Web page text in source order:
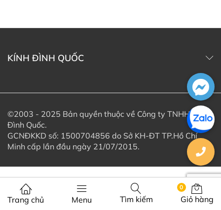
KÍNH ĐÌNH QUỐC
©2003 - 2025 Bản quyền thuộc về Công ty TNHH Kính
Đình Quốc.
GCNĐKKD số: 1500704856 do Sở KH-ĐT TP.Hồ Chí
Minh cấp lần đầu ngày 21/07/2015.
Trang chủ Menu Tìm kiếm
0
Giỏ hàng